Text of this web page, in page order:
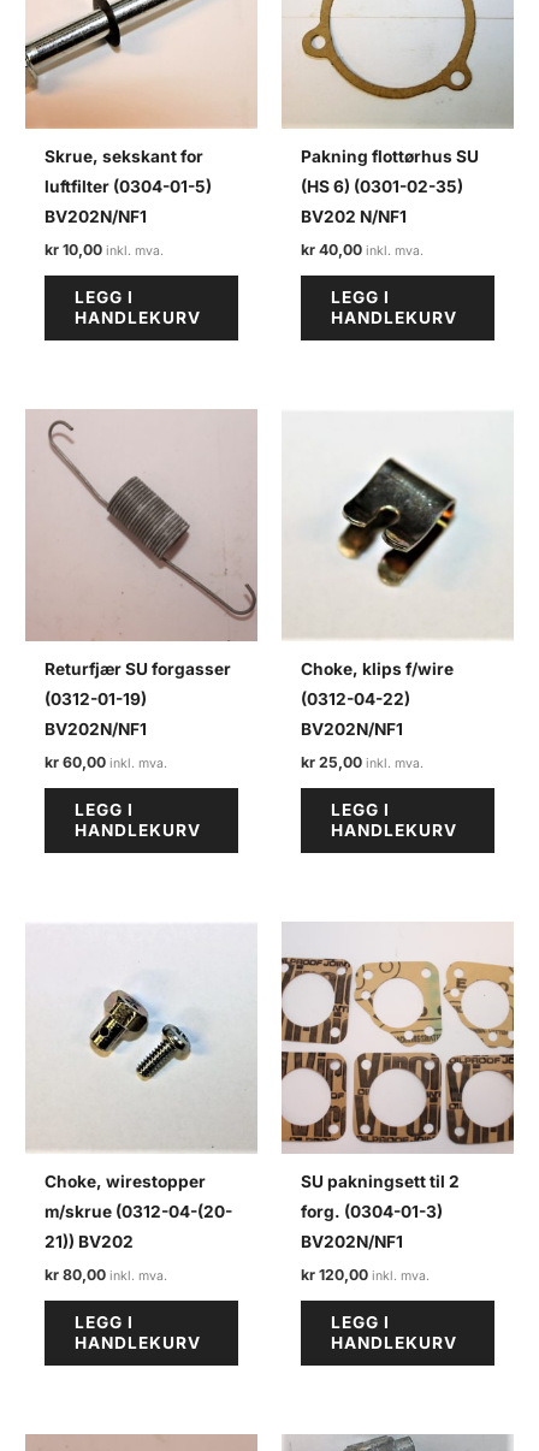
Skrue, sekskant for
luftfilter (0304-01-5)
BV202N/NF1
kr 10,00
LEGG I
HANDLEKURV
Pakning flottørhus SU
(HS 6) (0301-02-35)
BV202 N/NF1
kr 40,00
LEGG I
HANDLEKURV
Returfjær SU forgasser
(0312-01-19)
BV202N/NF1
kr 60,00
LEGG I
HANDLEKURV
Choke, klips f/wire
(0312-04-22)
BV202N/NF1
kr 25,00
LEGG I
HANDLEKURV
Choke, wirestopper
m/skrue (0312-04-(20-
21)) BV202
kr 80,00
LEGG I
HANDLEKURV
SU pakningsett til 2
forg. (0304-01-3)
BV202N/NF1
kr 120,00
LEGG I
HANDLEKURV